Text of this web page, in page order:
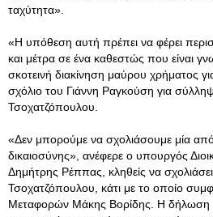
ταχύτητα».
«Η υπόθεση αυτή πρέπει να φέρει
και μέτρα σε ένα καθεστώς που είναι
σκοτεινή διακίνηση μαύρου χρήματος
σχόλιο του Γιάννη Ραγκούση για
Τσοχατζόπουλου.
«Δεν μπορούμε να σχολιάσουμε μία
δικαιοσύνης», ανέφερε ο υπουργός
Δημήτρης Ρέππας, κληθείς να
Τσοχατζόπουλου, κάτι με το οποίο
Μεταφορών Μάκης Βορίδης. Η δήλωση